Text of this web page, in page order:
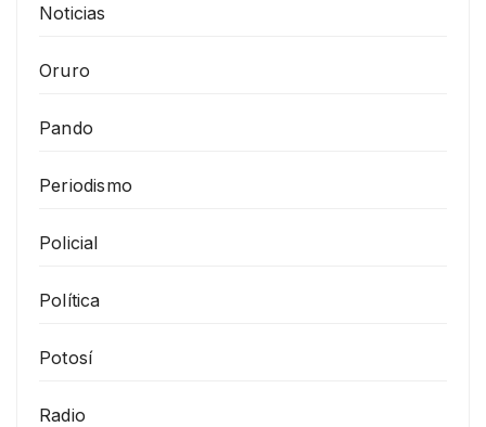
Noticias
Oruro
Pando
Periodismo
Policial
Política
Potosí
Radio